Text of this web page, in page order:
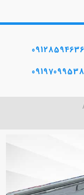
09128594636
09197099538